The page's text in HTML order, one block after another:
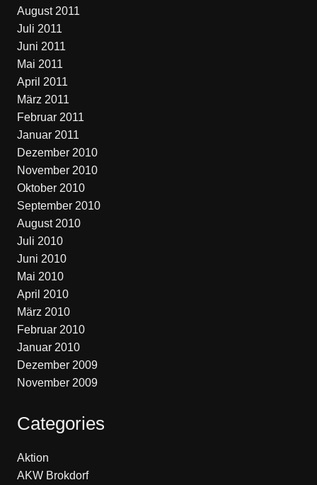
August 2011
Juli 2011
Juni 2011
Mai 2011
April 2011
März 2011
Februar 2011
Januar 2011
Dezember 2010
November 2010
Oktober 2010
September 2010
August 2010
Juli 2010
Juni 2010
Mai 2010
April 2010
März 2010
Februar 2010
Januar 2010
Dezember 2009
November 2009
Categories
Aktion
AKW Brokdorf